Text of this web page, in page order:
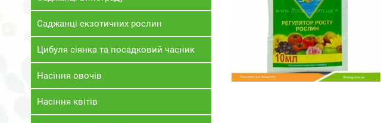
Саджанці екзотичних рослин
Цибуля сіянка та посадковий часник
Насіння овочів
Насіння квітів